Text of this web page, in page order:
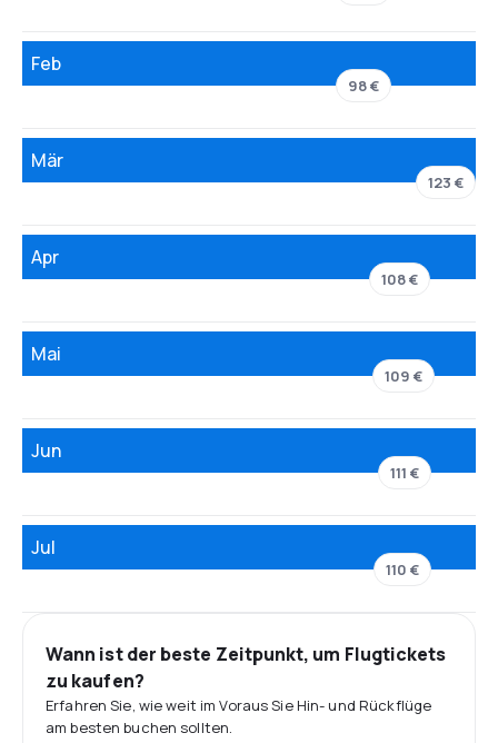
Feb
98 €
Mär
123 €
Apr
108 €
Mai
109 €
Jun
111 €
Jul
110 €
Wann ist der beste Zeitpunkt, um Flugtickets
zu kaufen?
Erfahren Sie, wie weit im Voraus Sie Hin- und Rückflüge
am besten buchen sollten.